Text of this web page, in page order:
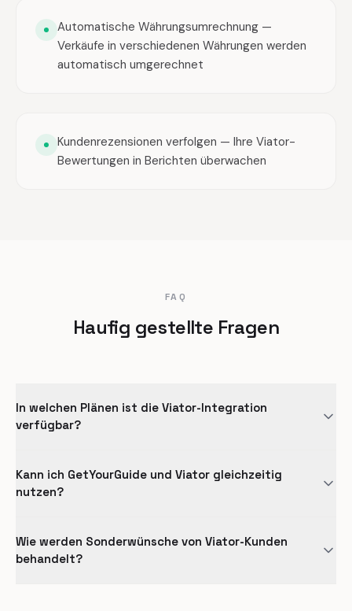
Automatische Währungsumrechnung —
Verkäufe in verschiedenen Währungen werden
automatisch umgerechnet
Kundenrezensionen verfolgen — Ihre Viator-
Bewertungen in Berichten überwachen
FAQ
Haufig gestellte Fragen
In welchen Plänen ist die Viator-Integration
verfügbar?
Kann ich GetYourGuide und Viator gleichzeitig
nutzen?
Wie werden Sonderwünsche von Viator-Kunden
behandelt?